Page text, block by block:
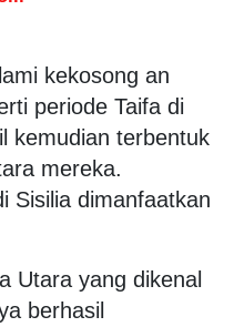
kekosong an
periode Taifa di
kemudian terbentuk
mereka.
Sisilia dimanfaatkan
Utara yang dikenal
berhasil